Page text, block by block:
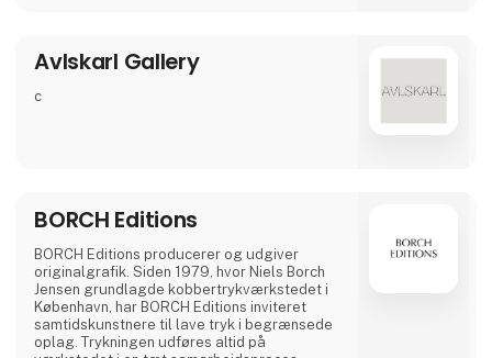
til inspiration og et sted, hvor kunstnere har
Avlskarl Gallery
c
BORCH Editions
BORCH Editions producerer og udgiver
originalgrafik. Siden 1979, hvor Niels Borch
Jensen grundlagde kobbertrykværkstedet i
København, har BORCH Editions inviteret
samtidskunstnere til lave tryk i begrænsede
oplag. Trykningen udføres altid på